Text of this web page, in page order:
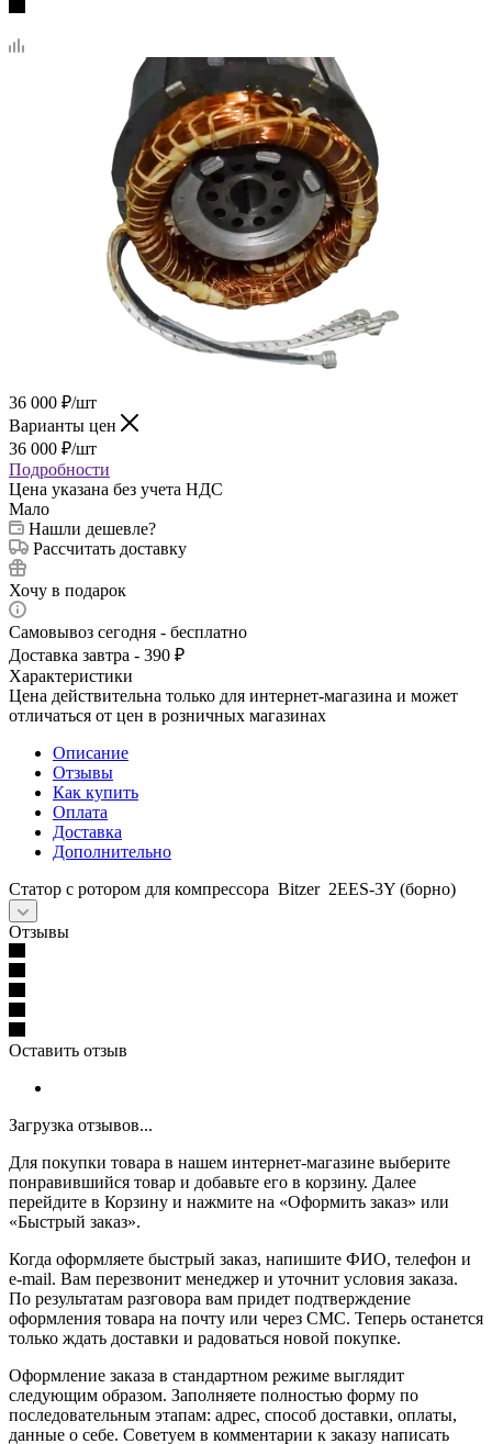
36 000 ₽/шт
Варианты цен
36 000 ₽/шт
Подробности
Цена указана без учета НДС
Мало
Нашли дешевле?
Рассчитать доставку
Хочу в подарок
Самовывоз сегодня - бесплатно
Доставка завтра - 390 ₽
Характеристики
Цена действительна только для интернет-магазина и может
отличаться от цен в розничных магазинах
Описание
Отзывы
Как купить
Оплата
Доставка
Дополнительно
Статор с ротором для компрессора Bitzer 2EES-3Y (борно)
Отзывы
Оставить отзыв
Загрузка отзывов...
Для покупки товара в нашем интернет-магазине выберите
понравившийся товар и добавьте его в корзину. Далее
перейдите в Корзину и нажмите на «Оформить заказ» или
«Быстрый заказ».
Когда оформляете быстрый заказ, напишите ФИО, телефон и
e-mail. Вам перезвонит менеджер и уточнит условия заказа.
По результатам разговора вам придет подтверждение
оформления товара на почту или через СМС. Теперь останется
только ждать доставки и радоваться новой покупке.
Оформление заказа в стандартном режиме выглядит
следующим образом. Заполняете полностью форму по
последовательным этапам: адрес, способ доставки, оплаты,
данные о себе. Советуем в комментарии к заказу написать